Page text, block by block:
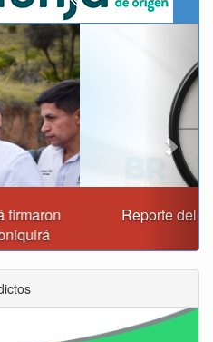
Boyacá para el viernes